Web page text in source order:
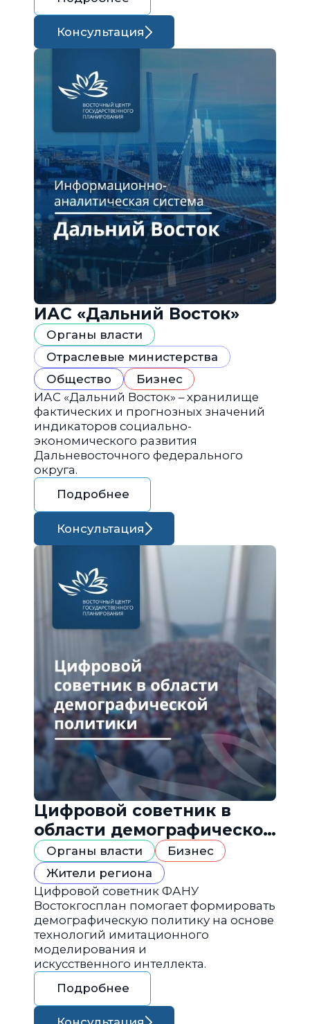
Консультация
ИАС «Дальний Восток»
Органы власти
Отраслевые министерства
Общество
Бизнес
ИАС «Дальний Восток» – хранилище
фактических и прогнозных значений
индикаторов социально-
экономического развития
Дальневосточного федерального
округа.
Подробнее
Консультация
Цифровой советник в
области демографической
политики
Органы власти
Бизнес
Жители региона
Цифровой советник ФАНУ
Востокгосплан помогает формировать
демографическую политику на основе
технологий имитационного
моделирования и
искусственного интеллекта.
Подробнее